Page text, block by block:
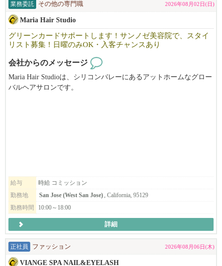
業務委託 その他の専門職 2026年08月02日(日)
Maria Hair Studio
グリーンカードサポートします！サンノゼ美容院で、スタイ
リスト募集！日曜のみOK・入客チャンスあり
会社からのメッセージ
Maria Hair Studioは、シリコンバレーにあるアットホームなグロー
バルヘアサロンです。
当サロンでは、日常にフィットするナチュラルスタイルから、
応しており、
美容師として様々な技術・スタイルを経験できる環境です。
ローカルのお客様を中心に、新規・リピーターともに安定して来
店があり、
丁寧なカウンセリングと高いサービス品質を大切にしているた
給与
時給 コミッション
勤務地
San Jose (West San Jose) , California, 95129
勤務時間
10:00～18:00
詳細
正社員 ファッション 2026年08月06日(木)
VIANGE SPA NAIL&EYELASH